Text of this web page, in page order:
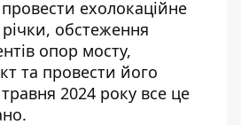
ехолокаційне
обстеження
опор мосту,
та провести його
2024 року все це